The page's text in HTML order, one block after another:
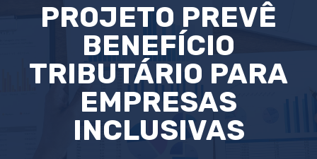
PROJETO PREVÊ
BENEFÍCIO
TRIBUTÁRIO PARA
EMPRESAS
INCLUSIVAS